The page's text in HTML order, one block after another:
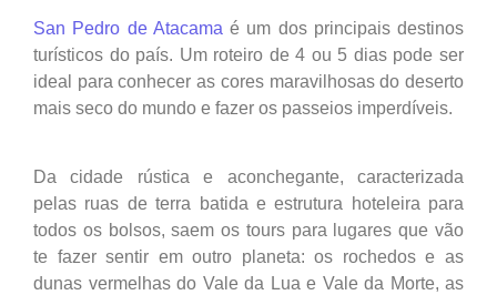
San Pedro de Atacama é um dos principais destinos
turísticos do país. Um roteiro de 4 ou 5 dias pode ser
ideal para conhecer as cores maravilhosas do deserto
mais seco do mundo e fazer os passeios imperdíveis.
Da cidade rústica e aconchegante, caracterizada
pelas ruas de terra batida e estrutura hoteleira para
todos os bolsos, saem os tours para lugares que vão
te fazer sentir em outro planeta: os rochedos e as
dunas vermelhas do Vale da Lua e Vale da Morte, as